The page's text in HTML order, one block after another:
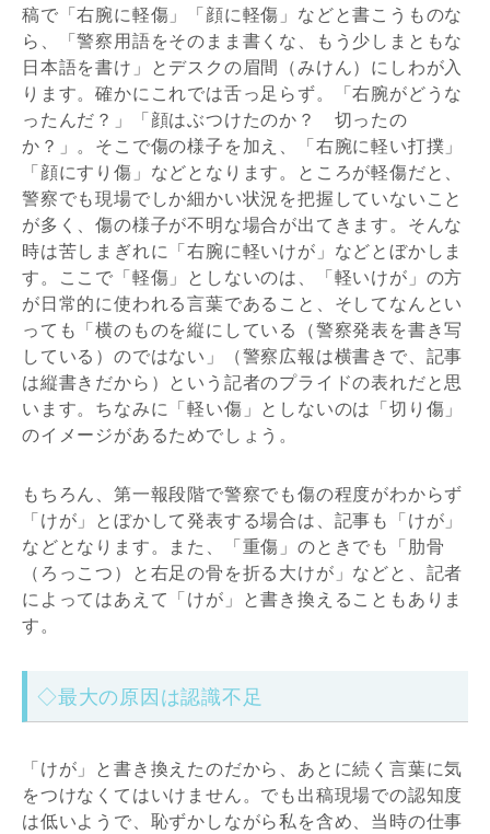
稿で「右腕に軽傷」「顔に軽傷」などと書こうものな
ら、「警察用語をそのまま書くな、もう少しまともな
日本語を書け」とデスクの眉間（みけん）にしわが入
ります。確かにこれでは舌っ足らず。「右腕がどうな
ったんだ？」「顔はぶつけたのか？ 切ったの
か？」。そこで傷の様子を加え、「右腕に軽い打撲」
「顔にすり傷」などとなります。ところが軽傷だと、
警察でも現場でしか細かい状況を把握していないこと
が多く、傷の様子が不明な場合が出てきます。そんな
時は苦しまぎれに「右腕に軽いけが」などとぼかしま
す。ここで「軽傷」としないのは、「軽いけが」の方
が日常的に使われる言葉であること、そしてなんとい
っても「横のものを縦にしている（警察発表を書き写
している）のではない」（警察広報は横書きで、記事
は縦書きだから）という記者のプライドの表れだと思
います。ちなみに「軽い傷」としないのは「切り傷」
のイメージがあるためでしょう。
もちろん、第一報段階で警察でも傷の程度がわからず
「けが」とぼかして発表する場合は、記事も「けが」
などとなります。また、「重傷」のときでも「肋骨
（ろっこつ）と右足の骨を折る大けが」などと、記者
によってはあえて「けが」と書き換えることもありま
す。
◇最大の原因は認識不足
「けが」と書き換えたのだから、あとに続く言葉に気
をつけなくてはいけません。でも出稿現場での認知度
は低いようで、恥ずかしながら私を含め、当時の仕事